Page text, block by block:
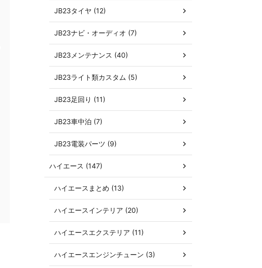
JB23タイヤ (12)
JB23ナビ・オーディオ (7)
JB23メンテナンス (40)
JB23ライト類カスタム (5)
JB23足回り (11)
JB23車中泊 (7)
JB23電装パーツ (9)
ハイエース (147)
ハイエースまとめ (13)
ハイエースインテリア (20)
ハイエースエクステリア (11)
ハイエースエンジンチューン (3)